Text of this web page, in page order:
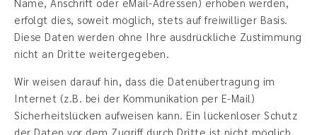
erfolgt dies, soweit möglich, stets auf freiwilliger Basis.
Diese Daten werden ohne Ihre ausdrückliche Zustimmung
nicht an Dritte weitergegeben.
Wir weisen darauf hin, dass die Datenübertragung im
Internet (z.B. bei der Kommunikation per E-Mail)
Sicherheitslücken aufweisen kann. Ein lückenloser Schutz
der Daten vor dem Zugriff durch Dritte ist nicht möglich.